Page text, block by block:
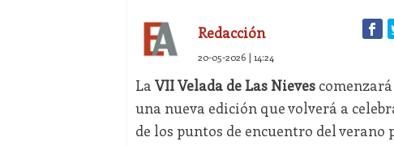
Redacción
20-05-2026 | 14:24
La VII Velada de Las Nieves
una nueva edición que volverá a
de los puntos de encuentro del verano